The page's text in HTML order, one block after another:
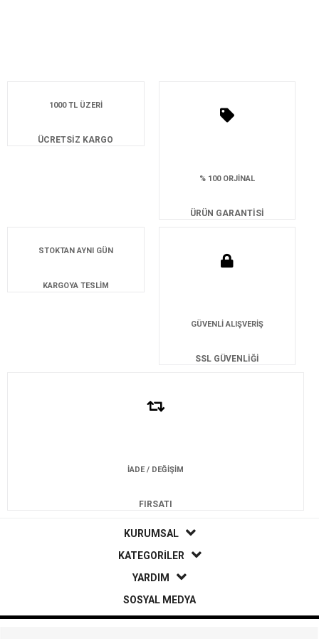
1000 TL ÜZERİ
ÜCRETSİZ KARGO
% 100 ORJİNAL
ÜRÜN GARANTİSİ
STOKTAN AYNI GÜN
KARGOYA TESLİM
GÜVENLİ ALIŞVERİŞ
SSL GÜVENLİĞİ
İADE / DEĞİŞİM
FIRSATI
KURUMSAL
KATEGORİLER
YARDIM
SOSYAL MEDYA